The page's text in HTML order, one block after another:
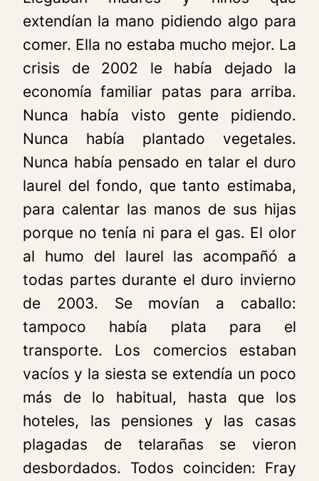
extendían la mano pidiendo algo para
comer. Ella no estaba mucho mejor. La
crisis de 2002 le había dejado la
economía familiar patas para arriba.
Nunca había visto gente pidiendo.
Nunca había plantado vegetales.
Nunca había pensado en talar el duro
laurel del fondo, que tanto estimaba,
para calentar las manos de sus hijas
porque no tenía ni para el gas. El olor
al humo del laurel las acompañó a
todas partes durante el duro invierno
de 2003. Se movían a caballo:
tampoco había plata para el
transporte. Los comercios estaban
vacíos y la siesta se extendía un poco
más de lo habitual, hasta que los
hoteles, las pensiones y las casas
plagadas de telarañas se vieron
desbordados. Todos coinciden: Fray